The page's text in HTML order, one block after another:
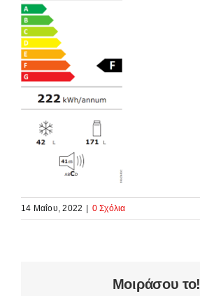
14 Μαΐου, 2022 | 0 Σχόλια
Μοιράσου το!